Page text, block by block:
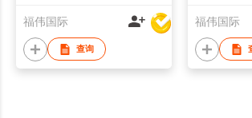
福伟国际
查询
福伟国际